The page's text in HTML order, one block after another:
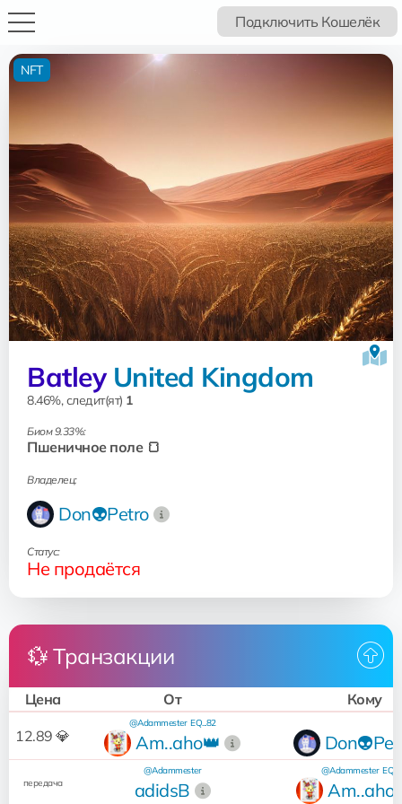
Подключить Кошелёк
Batley United Kingdom
8.46%, следит(ят) 1
Биом 9.33%:
Пшеничное поле 🍞
Владелец:
Don👽Petro
Статус:
Не продаётся
NFT
💱 Транзакции
Цена От Кому
12.89 💎 Am..aho👑
@Adammester EQ...82
передача adidsB
@Adammester @Adammester